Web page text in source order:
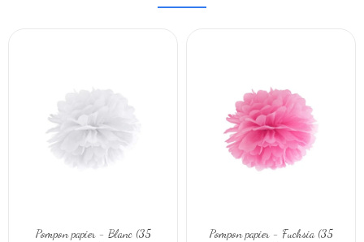
Pompon papier - Blanc (35
Pompon papier - Fuchsia (35